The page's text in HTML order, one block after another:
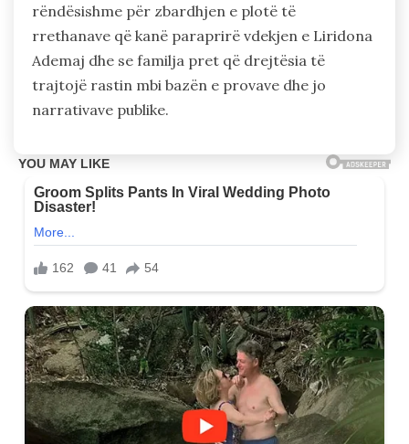
rëndësishme për zbardhjen e plotë të
rrethanave që kanë paraprirë vdekjen e Liridona
Ademaj dhe se familja pret që drejtësia të
trajtojë rastin mbi bazën e provave dhe jo
narrativave publike.